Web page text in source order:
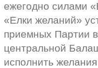
ежегодно силами
«Елки желаний»
приемных Партии
центральной
исполнить